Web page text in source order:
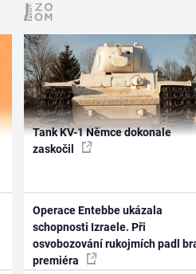
Tank KV-1 Němce dokonale
zaskočil
Operace Entebbe ukázala
schopnosti Izraele. Při
osvobozování rukojmích padl
premiéra